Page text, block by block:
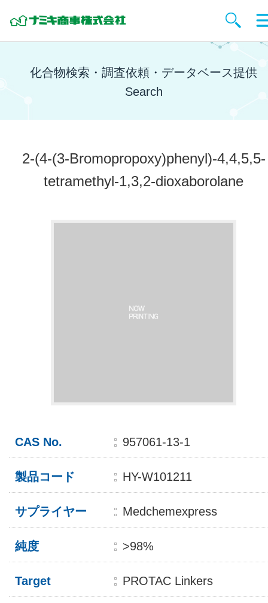
化合物検索・調査依頼・データベース提供
Search
2-(4-(3-Bromopropoxy)phenyl)-4,4,5,5-
tetramethyl-1,3,2-dioxaborolane
CAS No. 957061-13-1
製品コード HY-W101211
サプライヤー Medchemexpress
純度 >98%
Target PROTAC Linkers